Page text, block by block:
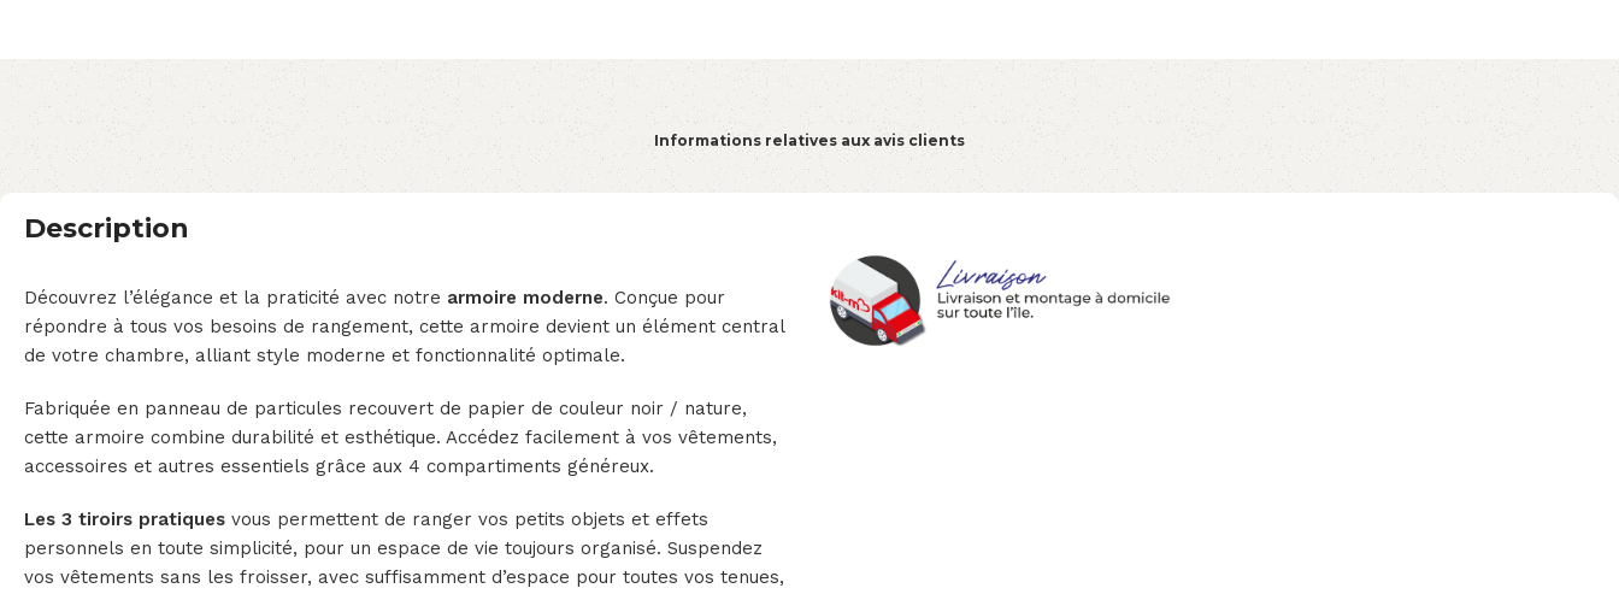
Informations relatives aux avis clients
Description
Découvrez l’élégance et la praticité avec notre armoire moderne. Conçue pour
répondre à tous vos besoins de rangement, cette armoire devient un élément central
de votre chambre, alliant style moderne et fonctionnalité optimale.
Fabriquée en panneau de particules recouvert de papier de couleur noir / nature,
cette armoire combine durabilité et esthétique. Accédez facilement à vos vêtements,
accessoires et autres essentiels grâce aux 4 compartiments généreux.
Les 3 tiroirs pratiques vous permettent de ranger vos petits objets et effets
personnels en toute simplicité, pour un espace de vie toujours organisé. Suspendez
vos vêtements sans les froisser, avec suffisamment d’espace pour toutes vos tenues,